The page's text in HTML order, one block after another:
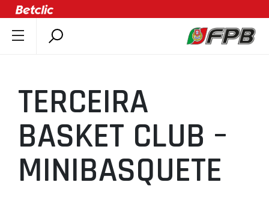
ÚLTIMAS
COMPETIÇÕES
ASSOCIAÇÕES
CLUBES
AGENTES
TERCEIRA
BASKET CLUB –
MINIBASQUETE